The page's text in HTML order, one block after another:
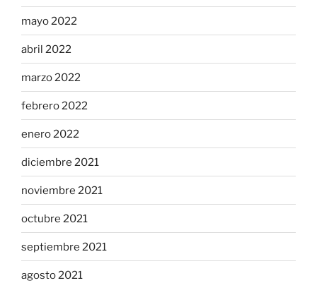
mayo 2022
abril 2022
marzo 2022
febrero 2022
enero 2022
diciembre 2021
noviembre 2021
octubre 2021
septiembre 2021
agosto 2021